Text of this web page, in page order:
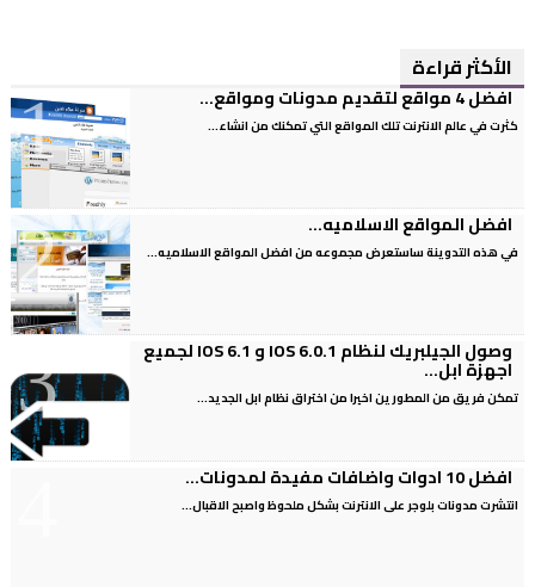
الأكثر قراءة
افضل 4 مواقع لتقديم مدونات ومواقع...
كثرت في عالم الانترنت تلك المواقع التي تمكنك من انشاء...
افضل المواقع الاسلاميه...
في هذه التدوينة ساستعرض مجموعه من افضل المواقع الاسلاميه...
وصول الجيلبريك لنظام IOS 6.0.1 و IOS 6.1 لجميع
اجهزة ابل...
تمكن فريق من المطورين اخيرا من اختراق نظام ابل الجديد...
افضل 10 ادوات واضافات مفيدة لمدونات...
انتشرت مدونات بلوجر على الانترنت بشكل ملحوظ واصبح الاقبال...